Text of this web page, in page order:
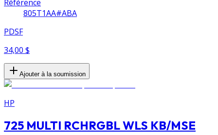
Référence
805T1AA#ABA
PDSF
34,00 $
Ajouter à la soumission
HP
725 MULTI RCHRGBL WLS KB/MSE